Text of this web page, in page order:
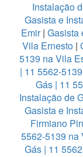
Instalação
Gasista e
Emir| Gasista
Vila Ernesto|
5139 na Vila
| 11 5562-
Gás | 11
Instalação de
Gasista e
Firmiano
5562-5139 na
Gás | 11